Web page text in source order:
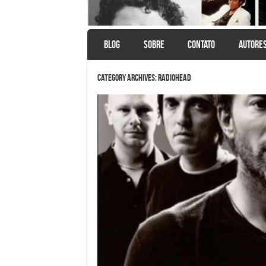
Menu
SKIP TO CONTENT
BLOG SOBRE CONTATO
Category Archives:Radiohead